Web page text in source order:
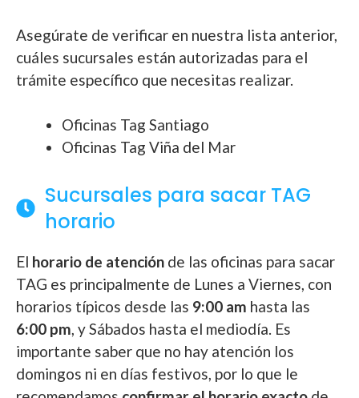
Asegúrate de verificar en nuestra lista anterior,
cuáles sucursales están autorizadas para el
trámite específico que necesitas realizar.
Oficinas Tag Santiago
Oficinas Tag Viña del Mar
Sucursales para sacar TAG
horario
El horario de atención de las oficinas para sacar
TAG es principalmente de Lunes a Viernes, con
horarios típicos desde las 9:00 am hasta las
6:00 pm , y Sábados hasta el mediodía. Es
importante saber que no hay atención los
domingos ni en días festivos, por lo que le